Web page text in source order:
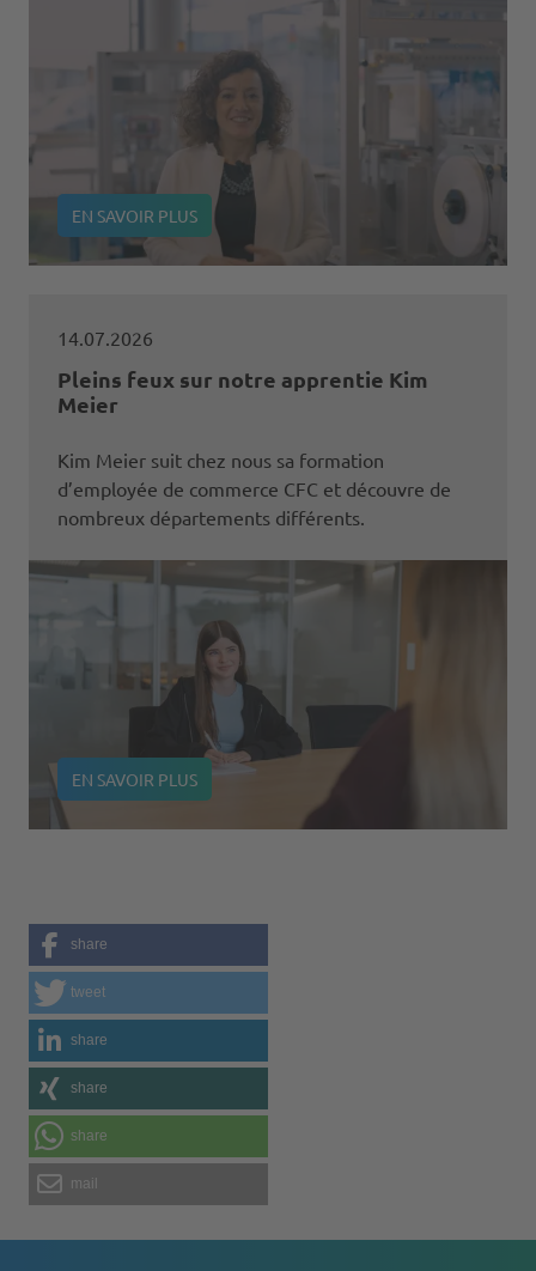
EN SAVOIR PLUS
14.07.2026
Pleins feux sur notre apprentie Kim
Meier
Kim Meier suit chez nous sa formation
d’employée de commerce CFC et découvre de
nombreux départements différents.
EN SAVOIR PLUS
share
tweet
share
share
share
mail